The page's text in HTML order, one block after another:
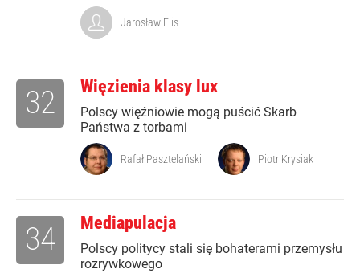
Jarosław Flis
Więzienia klasy lux
Polscy więźniowie mogą puścić Skarb
Państwa z torbami
32
Rafał Pasztelański Piotr Krysiak
Mediapulacja
Polscy politycy stali się bohaterami przemysłu
rozrywkowego
34